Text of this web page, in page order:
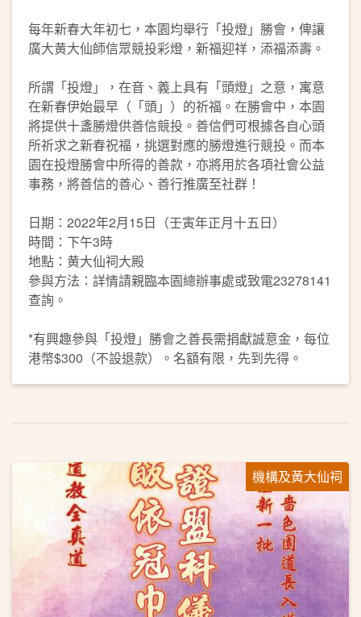
每年新春大年初七，本園均舉行「投燈」勝會，俾讓
廣大黄大仙師信眾競投彩燈，新福迎祥，添福添壽。
所謂「投燈」，在音、義上具有「頭燈」之意，寓意
在新春伊始最早（「頭」）的祈福。在勝會中，本園
將提供十盞勝燈供善信競投。善信們可根據各自心頭
所祈求之新春祝福，挑選對應的勝燈進行競投。而本
園在投燈勝會中所得的善款，亦將用於各項社會公益
事務，將善信的善心、善行推廣至社群！
日期：2022年2月15日（壬寅年正月十五日）
時間：下午3時
地點：黄大仙祠大殿
參與方法：詳情請親臨本園總辦事處或致電23278141
查詢。
*有興趣參與「投燈」勝會之善長需捐獻誠意金，每位
港幣$300（不設退款）。名額有限，先到先得。
機構及黃大仙祠